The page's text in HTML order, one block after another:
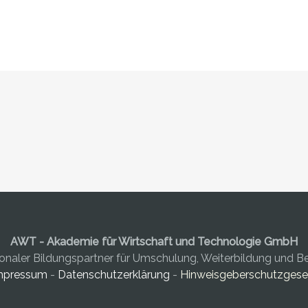
AWT - Akademie für Wirtschaft und Technologie GmbH
Bildungspartner für Umschulung, Weiterbildung und
- Datenschutzerklärung -